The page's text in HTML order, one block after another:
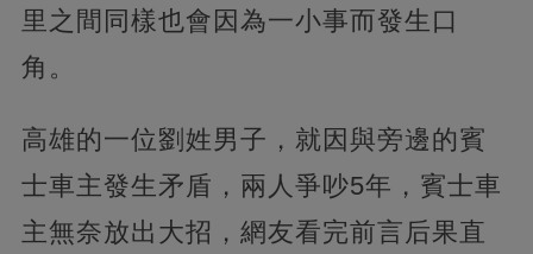
里之間同樣也會因為一小事而發生口
角。
高雄的一位劉姓男子，就因與旁邊的賓
士車主發生矛盾，兩人爭吵5年，賓士車
主無奈放出大招，網友看完前言后果直